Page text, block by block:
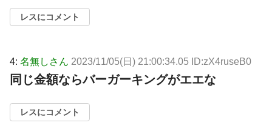
レスにコメント
4: 名無しさん 2023/11/05(日) 21:00:34.05 ID:zX4ruseB0
同じ金額ならバーガーキングがエエな
レスにコメント